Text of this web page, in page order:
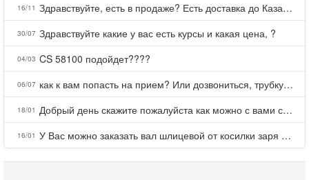
16/11 Здравствуйте, есть в продаже? Есть доставка до Казани?
30/07 Здравствуйте какие у вас есть курсы и какая цена, ?
04/03 CS 58100 подойдет????
06/07 как к вам попасть на прием? Или дозвониться, трубку не берете.
18/01 Добрый день скажите пожалуйста как можно с вами связаться . Телефон не отвечает .Заказала кухню в тц Хороший есть претензии а менеджер контактов не дает .Что делать?
16/01 У Вас можно заказать вал шлицевой от косилки заря для мтз, который соединяет мотоблок с косилкой.?